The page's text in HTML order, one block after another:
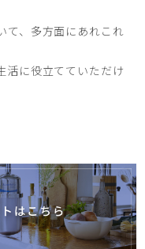
て、多方面にあれこれ
活に役立てていただけ